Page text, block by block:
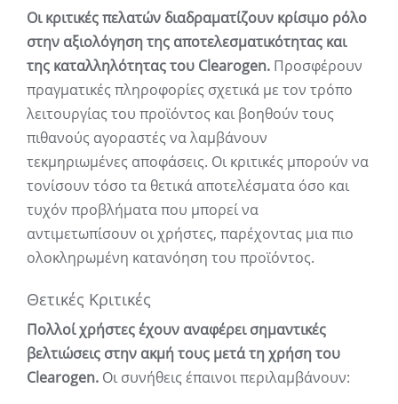
Οι κριτικές πελατών διαδραματίζουν κρίσιμο ρόλο
στην αξιολόγηση της αποτελεσματικότητας και
της καταλληλότητας του Clearogen. Προσφέρουν
πραγματικές πληροφορίες σχετικά με τον τρόπο
λειτουργίας του προϊόντος και βοηθούν τους
πιθανούς αγοραστές να λαμβάνουν
τεκμηριωμένες αποφάσεις. Οι κριτικές μπορούν να
τονίσουν τόσο τα θετικά αποτελέσματα όσο και
τυχόν προβλήματα που μπορεί να
αντιμετωπίσουν οι χρήστες, παρέχοντας μια πιο
ολοκληρωμένη κατανόηση του προϊόντος.
Θετικές Κριτικές
Πολλοί χρήστες έχουν αναφέρει σημαντικές
βελτιώσεις στην ακμή τους μετά τη χρήση του
Clearogen. Οι συνήθεις έπαινοι περιλαμβάνουν: